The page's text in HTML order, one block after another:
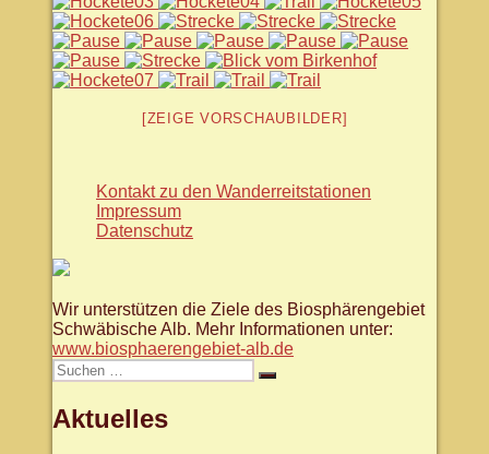
[ZEIGE VORSCHAUBILDER]
Kontakt zu den Wanderreitstationen
Impressum
Datenschutz
Wir unterstützen die Ziele des Biosphärengebiet
Schwäbische Alb. Mehr Informationen unter:
www.biosphaerengebiet-alb.de
Suche
nach:
Suchen
Aktuelles